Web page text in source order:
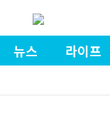
뉴스 라이프